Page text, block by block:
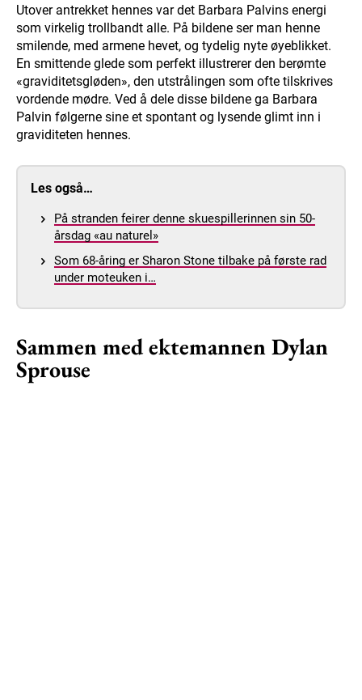
Utover antrekket hennes var det Barbara Palvins energi
som virkelig trollbandt alle. På bildene ser man henne
smilende, med armene hevet, og tydelig nyte øyeblikket.
En smittende glede som perfekt illustrerer den berømte
«graviditetsgløden», den utstrålingen som ofte tilskrives
vordende mødre. Ved å dele disse bildene ga Barbara
Palvin følgerne sine et spontant og lysende glimt inn i
graviditeten hennes.
Les også…
På stranden feirer denne skuespillerinnen sin 50-
årsdag «au naturel»
Som 68-åring er Sharon Stone tilbake på første rad
under moteuken i…
Sammen med ektemannen Dylan
Sprouse